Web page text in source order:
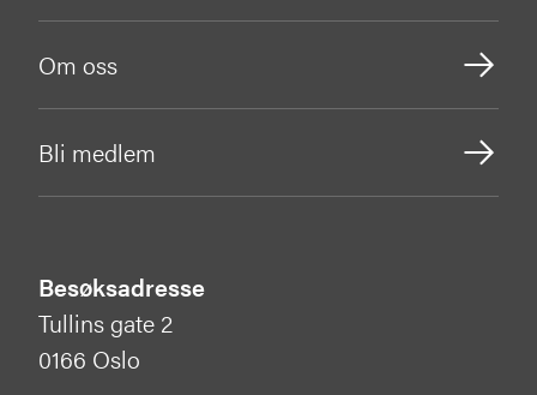
Om oss
Bli medlem
Besøksadresse
Tullins gate 2
0166 Oslo